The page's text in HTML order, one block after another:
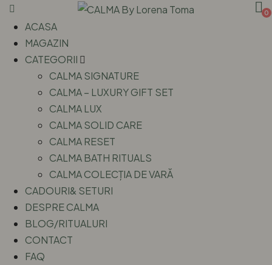
0
ACASA
MAGAZIN
CATEGORII
CALMA SIGNATURE
CALMA – LUXURY GIFT SET
CALMA LUX
CALMA SOLID CARE
CALMA RESET
CALMA BATH RITUALS
CALMA COLECȚIA DE VARĂ
CADOURI& SETURI
DESPRE CALMA
BLOG/RITUALURI
CONTACT
FAQ